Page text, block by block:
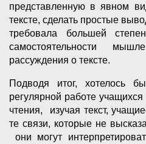
представленную в явном
тексте, сделать простые
требовала большей
самостоятельности
рассуждения о тексте.
Подводя итог, хотелось
регулярной работе
чтения, изучая текст,
те связи, которые не
они могут